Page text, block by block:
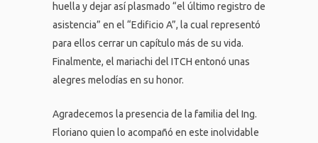
huella y dejar así plasmado “el último registro de
asistencia” en el “Edificio A”, la cual representó
para ellos cerrar un capítulo más de su vida.
Finalmente, el mariachi del ITCH entonó unas
alegres melodías en su honor.
Agradecemos la presencia de la familia del Ing.
Floriano quien lo acompañó en este inolvidable